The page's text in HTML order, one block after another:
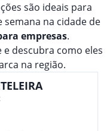
são ideais para
na cidade de
empresas.
descubra como eles
na região.